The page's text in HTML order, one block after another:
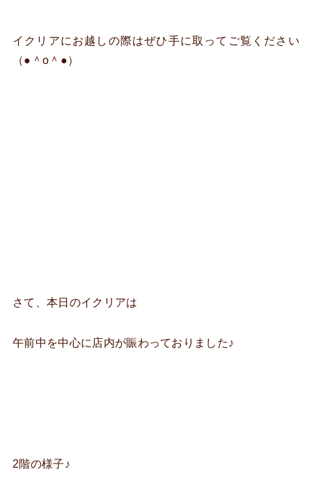
イクリアにお越しの際はぜひ手に取ってご覧ください
（●＾o＾●）
さて、本日のイクリアは
午前中を中心に店内が賑わっておりました♪
2階の様子♪